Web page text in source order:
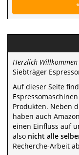
Herzlich Willkommen
Siebträger
Auf dieser Seite
Produkten. Neben
haben auch
einen Einfluss auf
also nicht alle
Recherche-Arbeit